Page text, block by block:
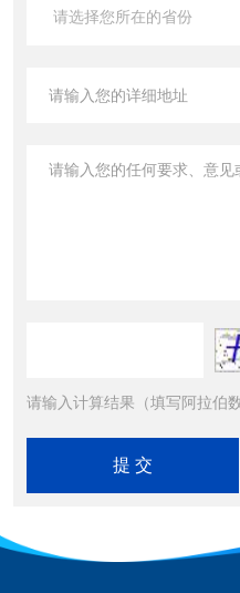
请输入计算结果（填写阿拉伯